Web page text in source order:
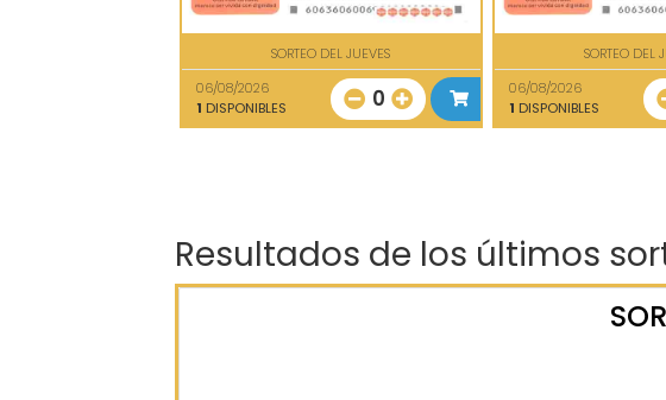
SORTEO DEL JUEVES
06/08/2026
1 DISPONIBLES 0
SORTEO DEL
06/08/2026
1 DISPONIBLES
Resultados de los últimos